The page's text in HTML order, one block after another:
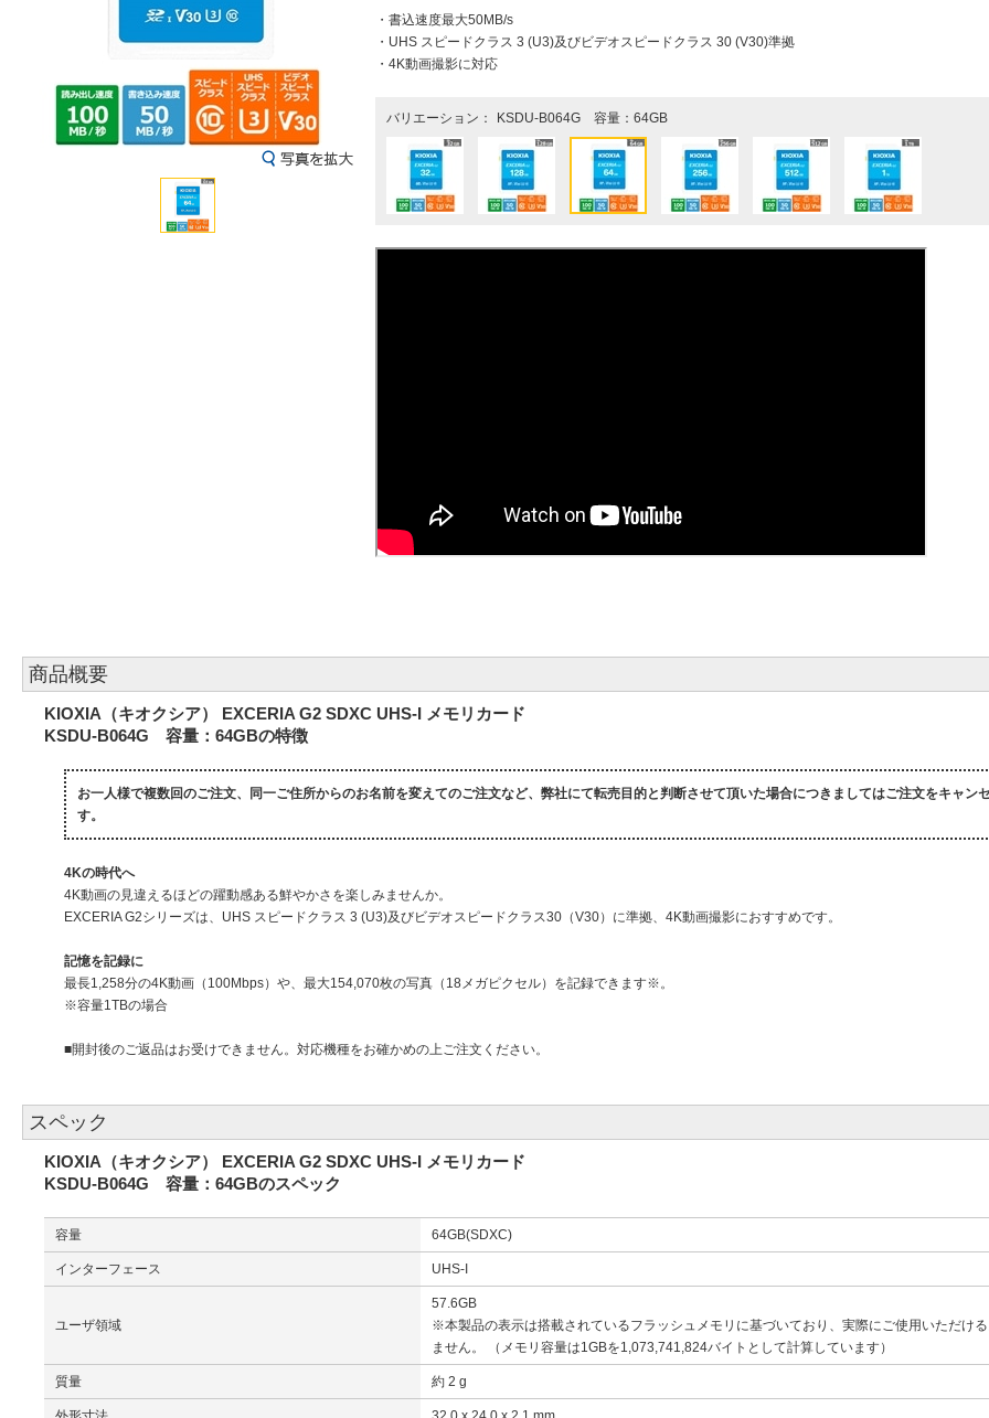
・書込速度最大50MB/s
・UHS スピードクラス 3 (U3)及びビデオスピードクラス 30 (V30)準拠
・4K動画撮影に対応
バリエーション： KSDU-B064G 容量：64GB
商品概要
KIOXIA（キオクシア） EXCERIA G2 SDXC UHS-I メモリカード
KSDU-B064G 容量：64GBの特徴
お一人様で複数回のご注文、同一ご住所からのお名前を変えてのご注文など、弊社にて転売目的と判断させて頂いた場合につきましてはご注文をキャン
す。
4Kの時代へ
4K動画の見違えるほどの躍動感ある鮮やかさを楽しみませんか。
EXCERIA G2シリーズは、UHS スピードクラス 3 (U3)及びビデオスピードクラス30（V30）に準拠、4K動画撮影におすすめです。
記憶を記録に
最長1,258分の4K動画（100Mbps）や、最大154,070枚の写真（18メガピクセル）を記録できます※。
※容量1TBの場合
■開封後のご返品はお受けできません。対応機種をお確かめの上ご注文ください。
スペック
KIOXIA（キオクシア） EXCERIA G2 SDXC UHS-I メモリカード
KSDU-B064G 容量：64GBのスペック
容量 64GB(SDXC)
インターフェース UHS-I
ユーザ領域
57.6GB
※本製品の表示は搭載されているフラッシュメモリに基づいており、実際にご使用いただけ
ません。 （メモリ容量は1GBを1,073,741,824バイトとして計算しています）
質量 約 2 g